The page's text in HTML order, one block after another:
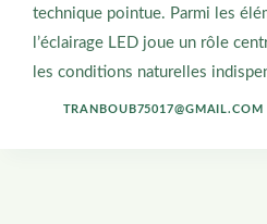
technique pointue. Parmi les
l’éclairage LED joue un rôle
les conditions naturelles
TRANBOUB75017@GMAIL.COM